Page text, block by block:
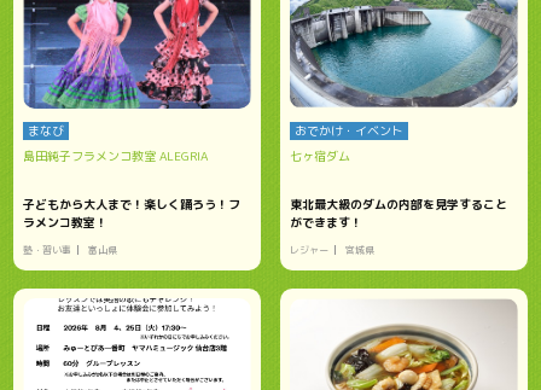
まなび
島田純子フラメンコ教室 ALEGRIA
子どもから大人まで！楽しく踊ろう！フ
ラメンコ教室！
塾・習い事 富山県
おでかけ・イベント
七ヶ宿ダム
東北最大級のダムの内部を見学すること
ができます！
レジャー 宮城県